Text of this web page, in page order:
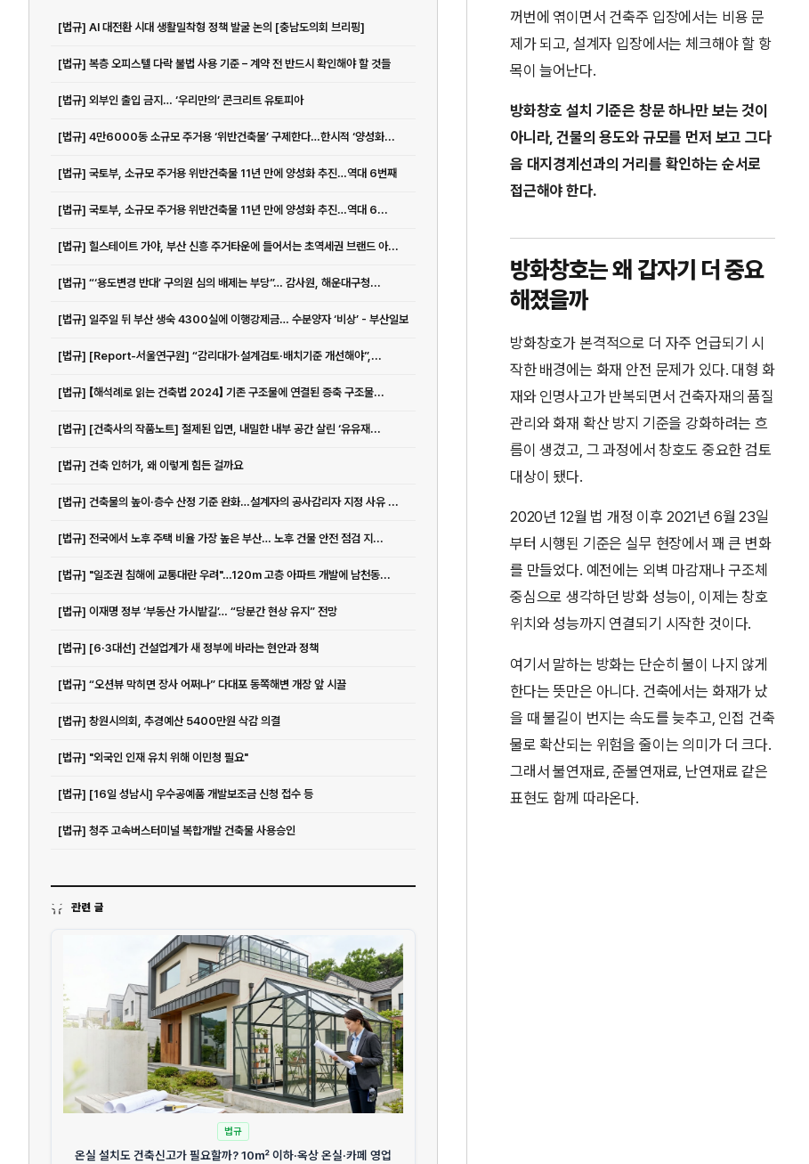
[법규] AI 대전환 시대 생활밀착형 정책 발굴 논의 [충남도의회 브리핑]
[법규] 복층 오피스텔 다락 불법 사용 기준 – 계약 전 반드시 확인해야 할 것들
[법규] 외부인 출입 금지… ‘우리만의’ 콘크리트 유토피아
[법규] 4만6000동 소규모 주거용 ‘위반건축물’ 구제한다…한시적 ‘양성화...
[법규] 국토부, 소규모 주거용 위반건축물 11년 만에 양성화 추진…역대 6번째
[법규] 국토부, 소규모 주거용 위반건축물 11년 만에 양성화 추진…역대 6...
[법규] 힐스테이트 가야, 부산 신흥 주거타운에 들어서는 초역세권 브랜드 아...
[법규] “‘용도변경 반대’ 구의원 심의 배제는 부당”… 감사원, 해운대구청...
[법규] 일주일 뒤 부산 생숙 4300실에 이행강제금… 수분양자 ‘비상’ - 부산일보
[법규] [Report-서울연구원] “감리대가·설계검토·배치기준 개선해야”,...
[법규] 【해석례로 읽는 건축법 2024】 기존 구조물에 연결된 증축 구조물...
[법규] [건축사의 작품노트] 절제된 입면, 내밀한 내부 공간 살린 ‘유유재...
[법규] 건축 인허가, 왜 이렇게 힘든 걸까요
[법규] 건축물의 높이·층수 산정 기준 완화…설계자의 공사감리자 지정 사유 ...
[법규] 전국에서 노후 주택 비율 가장 높은 부산… 노후 건물 안전 점검 지...
[법규] "일조권 침해에 교통대란 우려"…120m 고층 아파트 개발에 남천동...
[법규] 이재명 정부 ‘부동산 가시밭길’… “당분간 현상 유지” 전망
[법규] [6·3대선] 건설업계가 새 정부에 바라는 현안과 정책
[법규] “오션뷰 막히면 장사 어쩌나” 다대포 동쪽해변 개장 앞 시끌
[법규] 창원시의회, 추경예산 5400만원 삭감 의결
[법규] "외국인 인재 유치 위해 이민청 필요"
[법규] [16일 성남시] 우수공예품 개발보조금 신청 접수 등
[법규] 청주 고속버스터미널 복합개발 건축물 사용승인
관련 글
법규
온실 설치도 건축신고가 필요할까? 10㎡ 이하·옥상 온실·카페 영업
꺼번에 엮이면서 건축주 입장에서는 비용 문
제가 되고, 설계자 입장에서는 체크해야 할 항
목이 늘어난다.
방화창호 설치 기준은 창문 하나만 보는 것이
아니라, 건물의 용도와 규모를 먼저 보고 그다
음 대지경계선과의 거리를 확인하는 순서로
접근해야 한다.
방화창호는 왜 갑자기 더 중요
해졌을까
방화창호가 본격적으로 더 자주 언급되기 시
작한 배경에는 화재 안전 문제가 있다. 대형 화
재와 인명사고가 반복되면서 건축자재의 품질
관리와 화재 확산 방지 기준을 강화하려는 흐
름이 생겼고, 그 과정에서 창호도 중요한 검토
대상이 됐다.
2020년 12월 법 개정 이후 2021년 6월 23일
부터 시행된 기준은 실무 현장에서 꽤 큰 변화
를 만들었다. 예전에는 외벽 마감재나 구조체
중심으로 생각하던 방화 성능이, 이제는 창호
위치와 성능까지 연결되기 시작한 것이다.
여기서 말하는 방화는 단순히 불이 나지 않게
한다는 뜻만은 아니다. 건축에서는 화재가 났
을 때 불길이 번지는 속도를 늦추고, 인접 건축
물로 확산되는 위험을 줄이는 의미가 더 크다.
그래서 불연재료, 준불연재료, 난연재료 같은
표현도 함께 따라온다.